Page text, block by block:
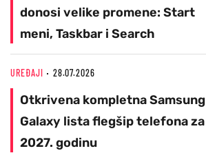
donosi velike promene: Start
meni, Taskbar i Search
UREĐAJI 28.07.2026
Otkrivena kompletna Samsung
Galaxy lista flegšip telefona za
2027. godinu